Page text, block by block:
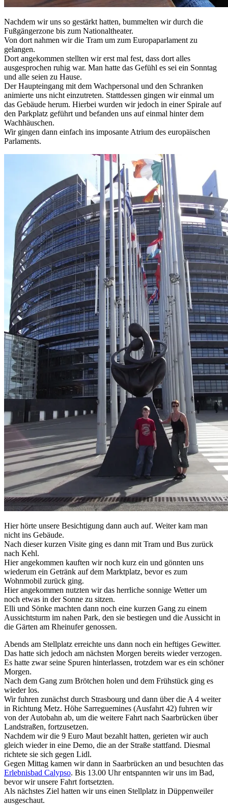
Nachdem wir uns so gestärkt hatten, bummelten wir durch die
Fußgängerzone bis zum Nationaltheater.
Von dort nahmen wir die Tram um zum Europaparlament zu
gelangen.
Dort angekommen stellten wir erst mal fest, dass dort alles
ausgesprochen ruhig war. Man hatte das Gefühl es sei ein Sonntag
und alle seien zu Hause.
Der Haupteingang mit dem Wachpersonal und den Schranken
animierte uns nicht einzutreten. Stattdessen gingen wir einmal um
das Gebäude herum. Hierbei wurden wir jedoch in einer Spirale auf
den Parkplatz geführt und befanden uns auf einmal hinter dem
Wachhäuschen.
Wir gingen dann einfach ins imposante Atrium des europäischen
Parlaments.
Hier hörte unsere Besichtigung dann auch auf. Weiter kam man
nicht ins Gebäude.
Nach dieser kurzen Visite ging es dann mit Tram und Bus zurück
nach Kehl.
Hier angekommen kauften wir noch kurz ein und gönnten uns
wiederum ein Getränk auf dem Marktplatz, bevor es zum
Wohnmobil zurück ging.
Hier angekommen nutzten wir das herrliche sonnige Wetter um
noch etwas in der Sonne zu sitzen.
Elli und Sönke machten dann noch eine kurzen Gang zu einem
Aussichtsturm im nahen Park, den sie bestiegen und die Aussicht in
die Gärten am Rheinufer genossen.
Abends am Stellplatz erreichte uns dann noch ein heftiges Gewitter.
Das hatte sich jedoch am nächsten Morgen bereits wieder verzogen.
Es hatte zwar seine Spuren hinterlassen, trotzdem war es ein schöner
Morgen.
Nach dem Gang zum Brötchen holen und dem Frühstück ging es
wieder los.
Wir fuhren zunächst durch Strasbourg und dann über die A 4 weiter
in Richtung Metz. Höhe Sarreguemines (Ausfahrt 42) fuhren wir
von der Autobahn ab, um die weitere Fahrt nach Saarbrücken über
Landstraßen, fortzusetzen.
Nachdem wir die 9 Euro Maut bezahlt hatten, gerieten wir auch
gleich wieder in eine Demo, die an der Straße stattfand. Diesmal
richtete sie sich gegen Lidl.
Gegen Mittag kamen wir dann in Saarbrücken an und besuchten das
Erlebnisbad Calypso. Bis 13.00 Uhr entspannten wir uns im Bad,
bevor wir unsere Fahrt fortsetzten.
Als nächstes Ziel hatten wir uns einen Stellplatz in Düppenweiler
ausgeschaut.